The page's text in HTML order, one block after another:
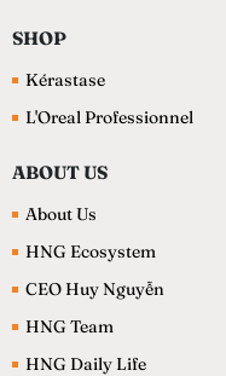
SHOP
Kérastase
L'Oreal Professionnel
ABOUT US
About Us
HNG Ecosystem
CEO Huy Nguyễn
HNG Team
HNG Daily Life